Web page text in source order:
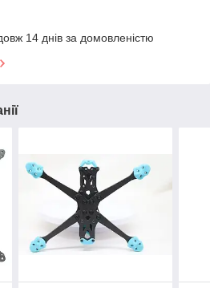
14 днів за домовленістю